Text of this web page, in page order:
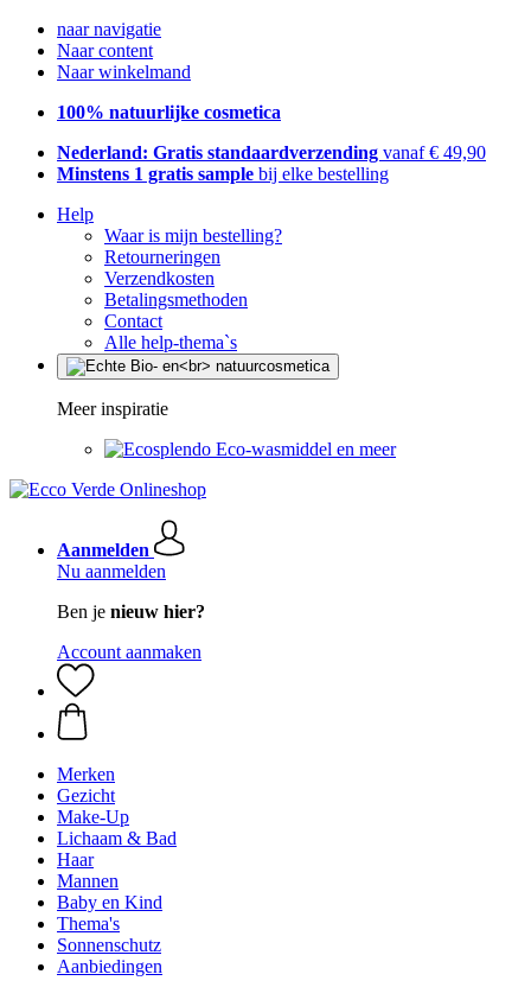
naar navigatie
Naar content
Naar winkelmand
100% natuurlijke cosmetica
Nederland: Gratis standaardverzending vanaf € 49,90
Minstens 1 gratis sample bij elke bestelling
Help
Waar is mijn bestelling?
Retourneringen
Verzendkosten
Betalingsmethoden
Contact
Alle help-thema`s
Meer inspiratie
Eco-wasmiddel en meer
Aanmelden
Nu aanmelden
Ben je nieuw hier?
Account aanmaken
Merken
Gezicht
Make-Up
Lichaam & Bad
Haar
Mannen
Baby en Kind
Thema's
Sonnenschutz
Aanbiedingen